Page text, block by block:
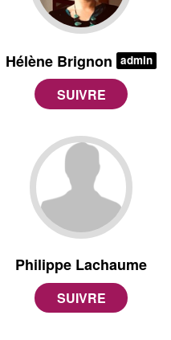
Hélène Brignon admin
Philippe Lachaume